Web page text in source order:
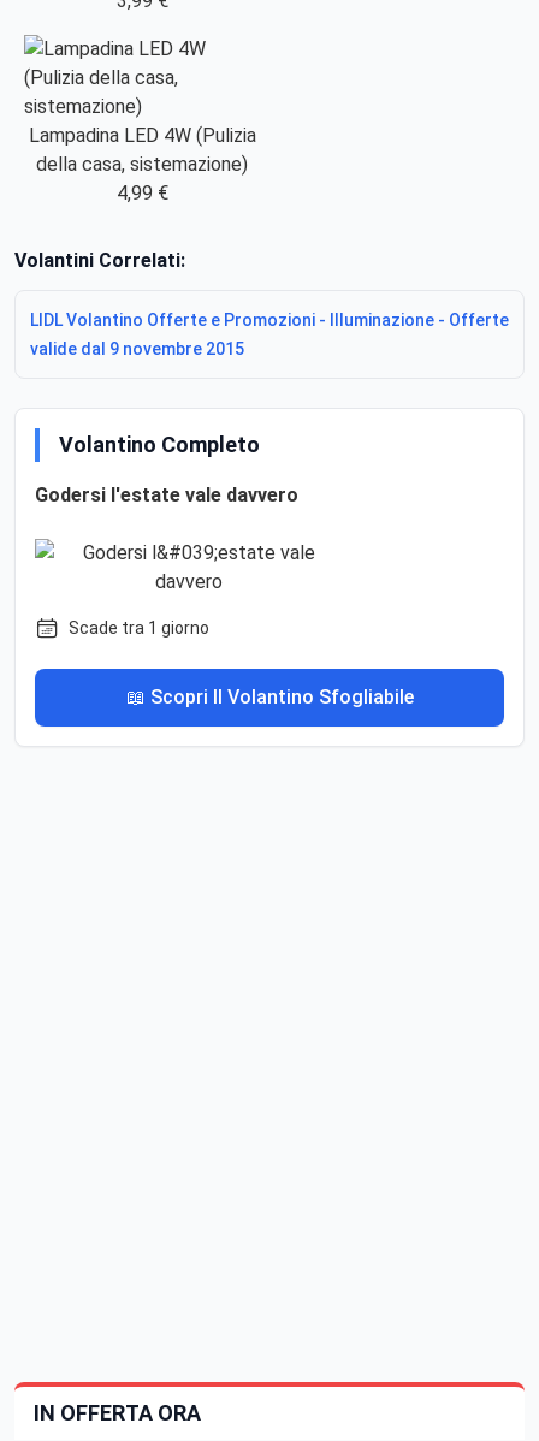
Lampadina LED 4W (Pulizia
della casa, sistemazione)
4,99 €
Volantini Correlati:
LIDL Volantino Offerte e Promozioni - Illuminazione - Offerte
valide dal 9 novembre 2015
Volantino Completo
Godersi l'estate vale davvero
Scade tra 1 giorno
📖 Scopri Il Volantino Sfogliabile
IN OFFERTA ORA